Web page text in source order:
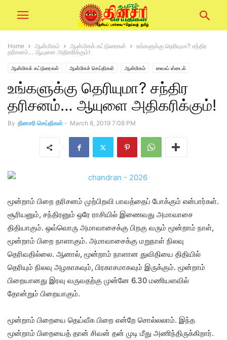
Home ஆன்மிகம் ஆன்மிகக் கட்டுரைகள்
உங்களுக்கு தெரியுமா? சந்திர
தரிசனம்… ஆயுளை அதிகரிக்கும்!
ஆன்மிகக் கட்டுரைகள் ஆன்மிகச் செய்திகள் ஆன்மிகம் லைஃப் ஸ்டைல்
உங்களுக்கு தெரியுமா? சந்திர
தரிசனம்… ஆயுளை அதிகரிக்கும்!
By தினசரி செய்திகள் - March 8, 2019 7:08 PM
மூன்றாம் பிறை தரிசனம் முற்பிறவி பாவத்தைப் போக்கும் என்பார்கள்.
சூரியனும், சந்திரனும் ஒரே ராசியில் இணைவது அமாவாசை
திதியாகும். ஒவ்வொரு அமாவாசைக்கு பிறகு வரும் மூன்றாம் நாள்,
மூன்றாம் பிறை நாளாகும். அமாவாசைக்கு மறுநாள் நிலவு
தெரிவதில்லை. ஆனால், மூன்றாம் நாளான துவிதியை திதியில்
தெரியும் நிலவு அழகாகவும், பிரகாசமாகவும் இருக்கும். மூன்றாம்
பிறையானது இரவு வருவதற்கு முன்னே 6.30 மணியளவில்
தோன்றும் பிறையாகும்.
மூன்றாம் பிறையை தெய்வீக பிறை என்றே சொல்லலாம். இந்த
மூன்றாம் பிறையைத் தான் சிவன் தன் முடி மீது அணிந்திருக்கிறார்.